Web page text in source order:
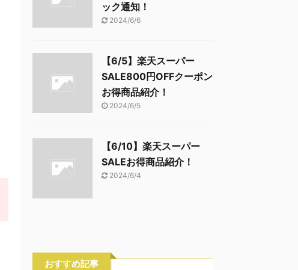
ック通知！
2024/6/6
【6/5】楽天スーパー
SALE800円OFFクーポン
お得商品紹介！
2024/6/5
【6/10】楽天スーパー
SALEお得商品紹介！
2024/6/4
おすすめ記事